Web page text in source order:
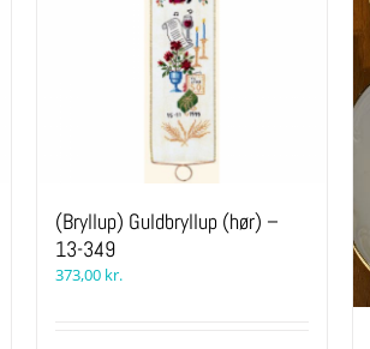
(Bryllup) Guldbryllup (hør) –
13-349
373,00 kr.